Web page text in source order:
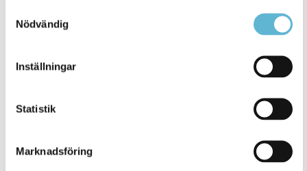
Nödvändig
Inställningar
Statistik
Marknadsföring
Bromölla kommun, Bemanningsenheten
Bromölla kommun, Måltidsservice
Bromölla Nyföretagarcentrum